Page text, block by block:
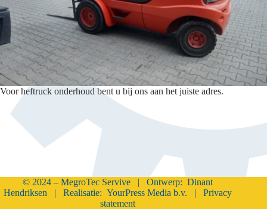
Voor heftruck onderhoud bent u bij ons aan het juiste adres.
© 2024 – MegroTec Servive | Ontwerp: Dinant
Hendriksen | Realisatie: YourPress Media b.v. | Privacy
statement